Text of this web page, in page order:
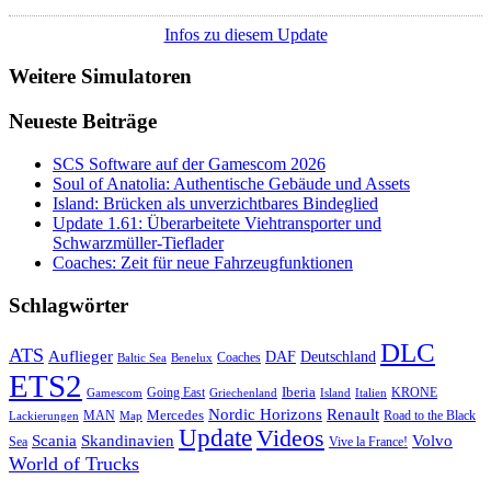
Infos zu diesem Update
Weitere Simulatoren
Neueste Beiträge
SCS Software auf der Gamescom 2026
Soul of Anatolia: Authentische Gebäude und Assets
Island: Brücken als unverzichtbares Bindeglied
Update 1.61: Überarbeitete Viehtransporter und
Schwarzmüller-Tieflader
Coaches: Zeit für neue Fahrzeugfunktionen
Schlagwörter
ATS Auflieger Baltic Sea Benelux Coaches DAF Deutschland DLC
ETS2 Gamescom Going East Griechenland Iberia Island Italien KRONE
Lackierungen MAN Map Mercedes Nordic Horizons Renault Road to the Black
Sea Scania Skandinavien UpdateVideos Vive la France! Volvo
World of Trucks